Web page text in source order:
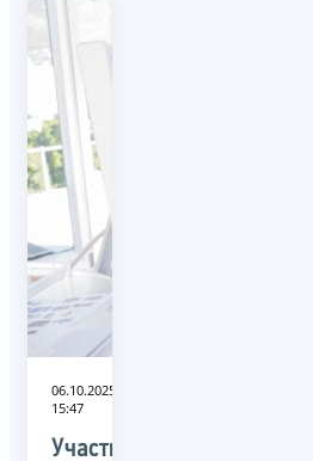
06.10.2025
15:47
Участникам